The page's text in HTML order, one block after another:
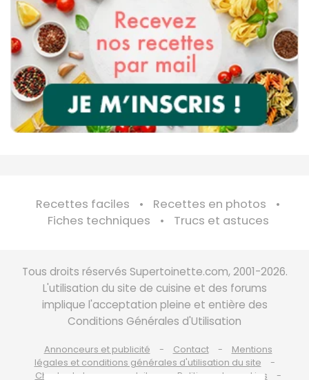
Recettes faciles
Recettes en photos
Fiches techniques
Trucs et astuces
Tous droits réservés Supertoinette.com, 2001-2026.
L'utilisation du site de cuisine et des forums
implique l'acceptation pleine et entière des
Conditions Générales d'Utilisation
Annonceurs et publicité Contact
Mentions
légales et conditions générales d'utilisation du site
Charte de bonne conduite
Politique de cookies